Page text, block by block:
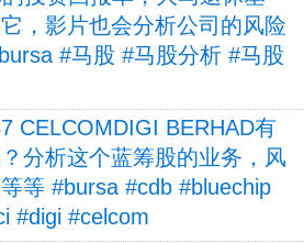
，影片也会分析公司的风险
#马股 #马股分析 #马股
CELCOMDIGI BERHAD有
分析这个蓝筹股的业务，风
等 #bursa #cdb #bluechip
#digi #celcom